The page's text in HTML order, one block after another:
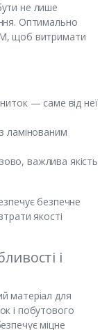
не лише
Оптимально
щоб витримати
— саме від неї
ламінованим
важлива якість
безпечне
якості
і
матеріал для
і побутового
міцне